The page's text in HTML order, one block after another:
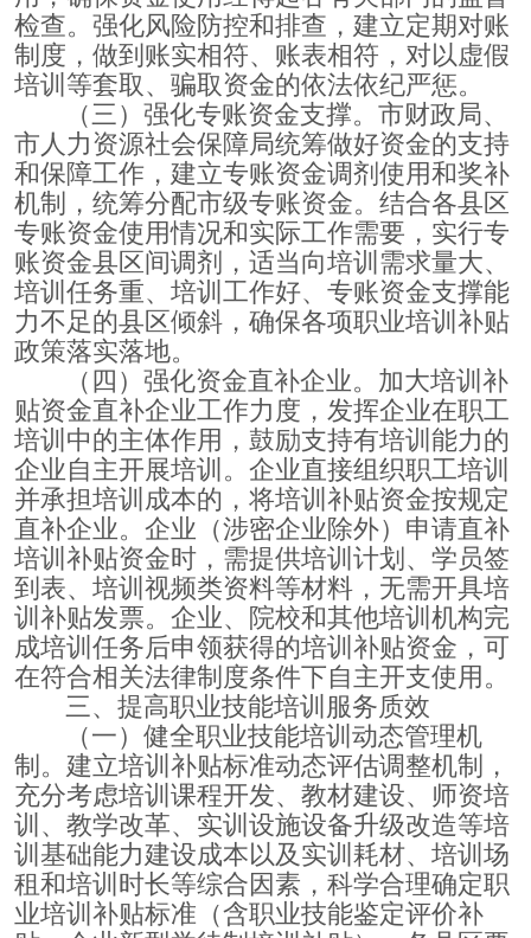
检查。强化风险防控和排查，建立定期对账
制度，做到账实相符、账表相符，对以虚假
培训等套取、骗取资金的依法依纪严惩。
（三）强化专账资金支撑。市财政局、
市人力资源社会保障局统筹做好资金的支持
和保障工作，建立专账资金调剂使用和奖补
机制，统筹分配市级专账资金。结合各县区
专账资金使用情况和实际工作需要，实行专
账资金县区间调剂，适当向培训需求量大、
培训任务重、培训工作好、专账资金支撑能
力不足的县区倾斜，确保各项职业培训补贴
政策落实落地。
（四）强化资金直补企业。加大培训补
贴资金直补企业工作力度，发挥企业在职工
培训中的主体作用，鼓励支持有培训能力的
企业自主开展培训。企业直接组织职工培训
并承担培训成本的，将培训补贴资金按规定
直补企业。企业（涉密企业除外）申请直补
培训补贴资金时，需提供培训计划、学员签
到表、培训视频类资料等材料，无需开具培
训补贴发票。企业、院校和其他培训机构完
成培训任务后申领获得的培训补贴资金，可
在符合相关法律制度条件下自主开支使用。
三、提高职业技能培训服务质效
（一）健全职业技能培训动态管理机
制。建立培训补贴标准动态评估调整机制，
充分考虑培训课程开发、教材建设、师资培
训、教学改革、实训设施设备升级改造等培
训基础能力建设成本以及实训耗材、培训场
租和培训时长等综合因素，科学合理确定职
业培训补贴标准（含职业技能鉴定评价补